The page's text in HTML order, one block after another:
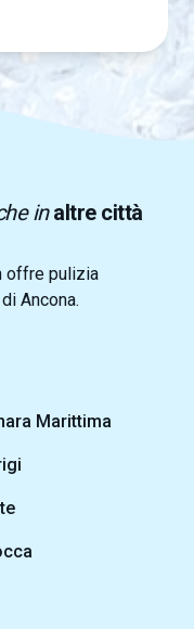
inaltre città
offre pulizia
Ancona.
Marittima